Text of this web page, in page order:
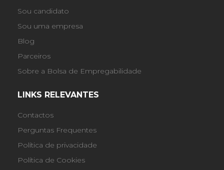
Sou candidato
Sou uma empresa
Blog
Parceiros
Sobre a Bolsa de Empregabilidade
LINKS RELEVANTES
Contactos
Perguntas Frequentes
Política de privacidade
Política de Cookies